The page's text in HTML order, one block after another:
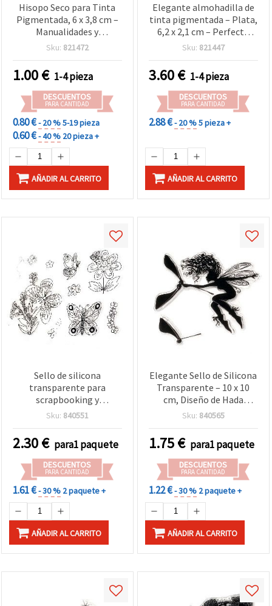
Hisopo Seco para Tinta
Pigmentada, 6 x 3,8 cm –
Manualidades y
Scrapbooking
Sku: 821472
1.00€ 1-4 pieza
DESCUENTOS
PARA CANTIDAD
0.80 €- 20 %5-19 pieza
0.60 €- 40 % 20 pieza +
AÑADIR AL CARRITO
Elegante almohadilla de
tinta pigmentada – Plata,
6,2 x 2,1 cm – Perfecta
para sellos, estampación
creaciones artísticas DIY
Sku: 821447
3.60€ 1-4 pieza
DESCUENTOS
PARA CANTIDAD
2.88 €- 20 %5 pieza +
AÑADIR AL CARRITO
Sello de silicona
transparente para
scrapbooking y
manualidades, motivo
Sku: 840551
2.30€ para1 paquete
DESCUENTOS
PARA CANTIDAD
1.61 €- 30 % 2 paquete +
AÑADIR AL CARRITO
Elegante Sello de Silicona
Transparente – 10 x 10
cm, Diseño de Hada
Voladora, Ideal para
Manualidades DIY
Sku: 840565
1.75€ para1 paquete
DESCUENTOS
PARA CANTIDAD
1.22 €- 30 % 2 paquete +
AÑADIR AL CARRITO